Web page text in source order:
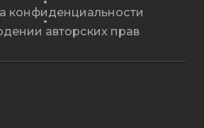
конфиденциальности
авторских прав